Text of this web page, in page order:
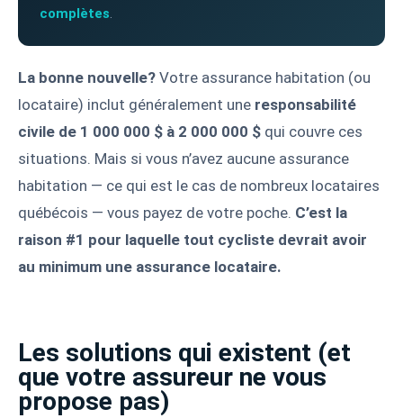
complètes.
La bonne nouvelle? Votre assurance habitation (ou
locataire) inclut généralement une responsabilité
civile de 1 000 000 $ à 2 000 000 $ qui couvre ces
situations. Mais si vous n’avez aucune assurance
habitation — ce qui est le cas de nombreux locataires
québécois — vous payez de votre poche. C’est la
raison #1 pour laquelle tout cycliste devrait avoir
au minimum une assurance locataire.
Les solutions qui existent (et
que votre assureur ne vous
propose pas)